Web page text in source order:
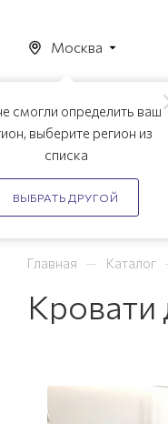
Москва
смогли определить ваш
выберите регион из
списка
ВЫБРАТЬ ДРУГОЙ
Акции
Главная — Каталог
Кровати